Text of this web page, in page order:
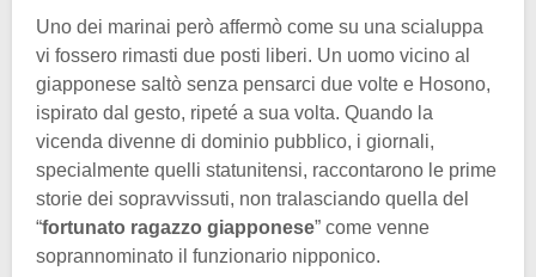
Uno dei marinai però affermò come su una scialuppa
vi fossero rimasti due posti liberi. Un uomo vicino al
giapponese saltò senza pensarci due volte e Hosono,
ispirato dal gesto, ripeté a sua volta. Quando la
vicenda divenne di dominio pubblico, i giornali,
specialmente quelli statunitensi, raccontarono le prime
storie dei sopravvissuti, non tralasciando quella del
“fortunato ragazzo giapponese” come venne
soprannominato il funzionario nipponico.